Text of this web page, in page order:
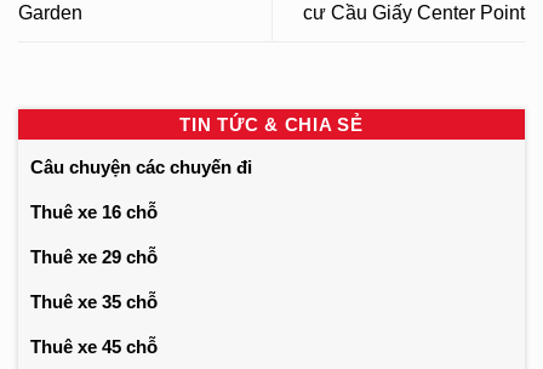
Garden
cư Cầu Giấy Center Point
TIN TỨC & CHIA SẺ
Câu chuyện các chuyến đi
Thuê xe 16 chỗ
Thuê xe 29 chỗ
Thuê xe 35 chỗ
Thuê xe 45 chỗ